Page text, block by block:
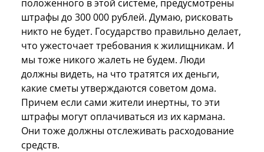
положенного в этой системе, предусмотрены
штрафы до 300 000 рублей. Думаю, рисковать
никто не будет. Государство правильно делает,
что ужесточает требования к жилищникам. И
мы тоже никого жалеть не будем. Люди
должны видеть, на что тратятся их деньги,
какие сметы утверждаются советом дома.
Причем если сами жители инертны, то эти
штрафы могут оплачиваться из их кармана.
Они тоже должны отслеживать расходование
средств.